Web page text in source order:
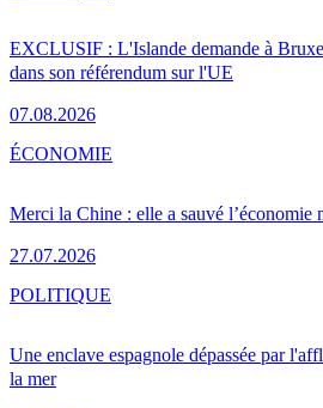
EXCLUSIF : L'Islande demande à
dans son référendum sur l'UE
07.08.2026
Merci la Chine : elle a sauvé l’économie
27.07.2026
ÉCONOMIE
Une enclave espagnole dépassée par
la mer
POLITIQUE